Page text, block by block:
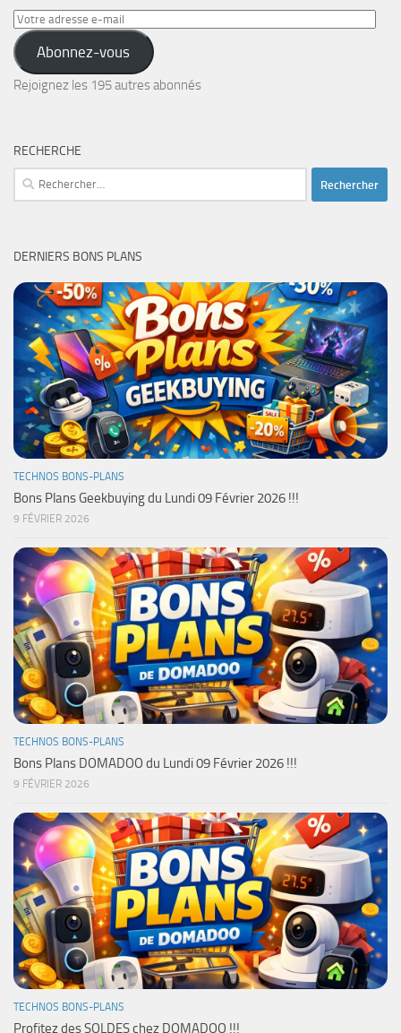
Votre
adresse
e-
mail
Abonnez-vous
Rejoignez les 195 autres abonnés
RECHERCHE
Rechercher :
DERNIERS BONS PLANS
TECHNOS BONS-PLANS
Bons Plans Geekbuying du Lundi 09 Février 2026 !!!
9 FÉVRIER 2026
TECHNOS BONS-PLANS
Bons Plans DOMADOO du Lundi 09 Février 2026 !!!
9 FÉVRIER 2026
TECHNOS BONS-PLANS
Profitez des SOLDES chez DOMADOO !!!